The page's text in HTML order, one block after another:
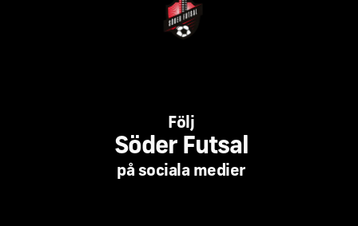
Följ
Söder Futsal
på sociala medier